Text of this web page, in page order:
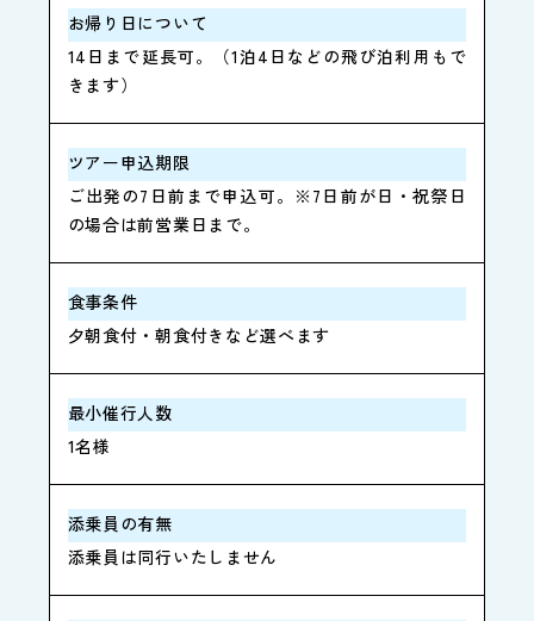
お帰り日について
14日まで延長可。（1泊4日などの飛び泊利用もで
きます）
ツアー申込期限
ご出発の7日前まで申込可。※7日前が日・祝祭日
の場合は前営業日まで。
食事条件
夕朝食付・朝食付きなど選べます
最小催行人数
1名様
添乗員の有無
添乗員は同行いたしません